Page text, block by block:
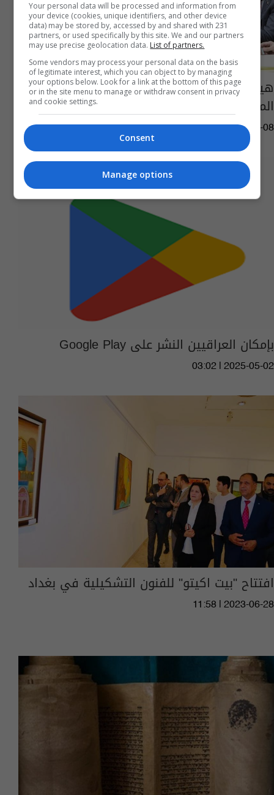
هيئة الإعلام على طاولة واحدة مع "ميتا" لتنظيم
المحتوى وحماية البيانات بالعراق
04:13 | 2025-05-08
بإمكان العراقيين النشر على Google Play
03:02 | 2025-05-02
افتتاح "بيت اكيتو" للفنون التشكيلية في بغداد
11:58 | 2023-06-28
Your personal data will be processed and information from
your device (cookies, unique identifiers, and other device
data) may be stored by, accessed by and shared with 231
partners, or used specifically by this site. We and our partners
may use precise geolocation data. List of partners.
Some vendors may process your personal data on the basis
of legitimate interest, which you can object to by managing
your options below. Look for a link at the bottom of this page
or in the site menu to manage or withdraw consent in privacy
and cookie settings.
Consent
Manage options